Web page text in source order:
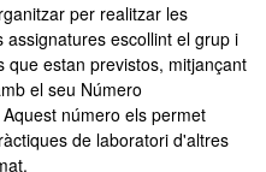
per realitzar les
escollint el grup i
que estan previstos, mitjançant
el seu Número
número els permet
de laboratori d'altres